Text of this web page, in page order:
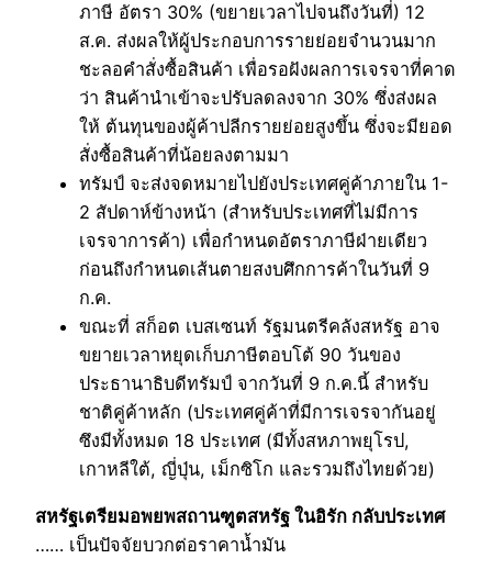
ภาษี อัตรา 30% (ขยายเวลาไปจนถึงวันที่) 12
ส.ค. ส่งผลให้ผู้ประกอบการรายย่อยจำนวนมาก
ชะลอคำสั่งซื้อสินค้า เพื่อรอฝังผลการเจรจาที่คาด
ว่า สินค้านำเข้าจะปรับลดลงจาก 30% ซึ่งส่งผล
ให้ ต้นทุนของผู้ค้าปลีกรายย่อยสูงขึ้น ซึ่งจะมียอด
สั่งซื้อสินค้าที่น้อยลงตามมา
ทรัมป์ จะส่งจดหมายไปยังประเทศคู่ค้าภายใน 1-
2 สัปดาห์ข้างหน้า (สำหรับประเทศที่ไม่มีการ
เจรจาการค้า) เพื่อกำหนดอัตราภาษีฝ่ายเดียว
ก่อนถึงกำหนดเส้นตายสงบศึกการค้าในวันที่ 9
ก.ค.
ขณะที่ สก็อต เบสเซนท์ รัฐมนตรีคลังสหรัฐ อาจ
ขยายเวลาหยุดเก็บภาษีตอบโต้ 90 วันของ
ประธานาธิบดีทรัมป์ จากวันที่ 9 ก.ค.นี้ สำหรับ
ชาติคู่ค้าหลัก (ประเทศคู่ค้าที่มีการเจรจากันอยู่
ซึงมีทั้งหมด 18 ประเทศ (มีทั้งสหภาพยุโรป,
เกาหลีใต้, ญี่ปุ่น, เม็กซิโก และรวมถึงไทยด้วย)
สหรัฐเตรียมอพยพสถานฑูตสหรัฐ ในอิรัก กลับประเทศ
…… เป็นปัจจัยบวกต่อราคาน้ำมัน